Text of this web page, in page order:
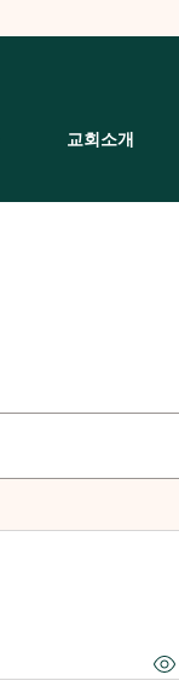
교회소개